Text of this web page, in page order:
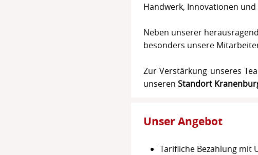
Handwerk, Innovationen
Neben unserer
besonders unsere
Zur Verstärkung unseres
unseren Standort
Unser Angebot
Tarifliche Bezahlung mit